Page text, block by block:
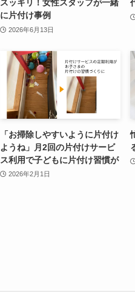
スッキリ！女性スタッフが一緒
に片付け事例
2026年6月13日
「お掃除しやすいように片付け
ようね」月2回の片付けサービ
ス利用で子どもに片付け習慣が
2026年2月1日